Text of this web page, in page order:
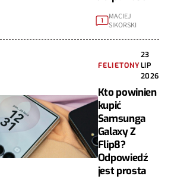
1
MACIEJ
SIKORSKI
FELIETONY
23
LIP
2026
Kto powinien
kupić
Samsunga
Galaxy Z
Flip8?
Odpowiedź
jest prosta